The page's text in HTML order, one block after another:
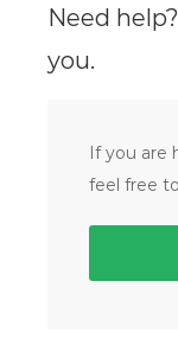
Need
you.
If you are
feel free